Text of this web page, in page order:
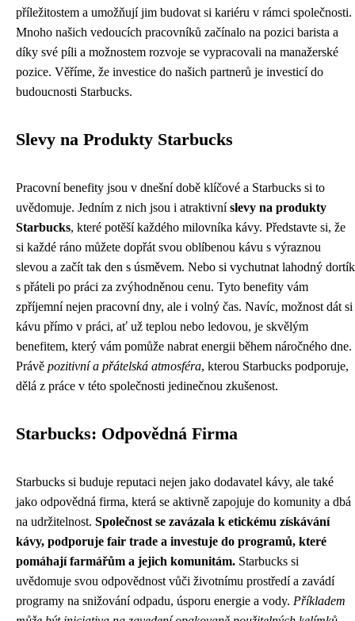
příležitostem a umožňují jim budovat si kariéru v rámci společnosti.
Mnoho našich vedoucích pracovníků začínalo na pozici barista a
díky své píli a možnostem rozvoje se vypracovali na manažerské
pozice. Věříme, že investice do našich partnerů je investicí do
budoucnosti Starbucks.
Slevy na Produkty Starbucks
Pracovní benefity jsou v dnešní době klíčové a Starbucks si to
uvědomuje. Jedním z nich jsou i atraktivníslevy na produkty
Starbucks, které potěší každého milovníka kávy. Představte si, že
si každé ráno můžete dopřát svou oblíbenou kávu s výraznou
slevou a začít tak den s úsměvem. Nebo si vychutnat lahodný dortík
s přáteli po práci za zvýhodněnou cenu. Tyto benefity vám
zpříjemní nejen pracovní dny, ale i volný čas. Navíc, možnost dát si
kávu přímo v práci, ať už teplou nebo ledovou, je skvělým
benefitem, který vám pomůže nabrat energii během náročného dne.
Právě pozitivní a přátelská atmosféra, kterou Starbucks podporuje,
dělá z práce v této společnosti jedinečnou zkušenost.
Starbucks: Odpovědná Firma
Starbucks si buduje reputaci nejen jako dodavatel kávy, ale také
jako odpovědná firma, která se aktivně zapojuje do komunity a dbá
na udržitelnost. Společnost se zavázala k etickému získávání
kávy, podporuje fair trade a investuje do programů, které
pomáhají farmářům a jejich komunitám. Starbucks si
uvědomuje svou odpovědnost vůči životnímu prostředí a zavádí
programy na snižování odpadu, úsporu energie a vody. Příkladem